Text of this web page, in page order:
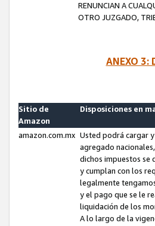
RENUNCIAN A
OTRO JUZGADO,
ANEXO 3:
Sitio de
Amazon
Disposiciones en
amazon.com.mx Usted podrá cargar
agregado
dichos impuestos se
y cumplan con los
legalmente
y el pago que se le
liquidación de los
A lo largo de la